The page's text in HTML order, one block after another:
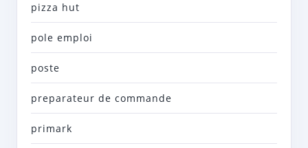
pizza hut
pole emploi
poste
preparateur de commande
primark